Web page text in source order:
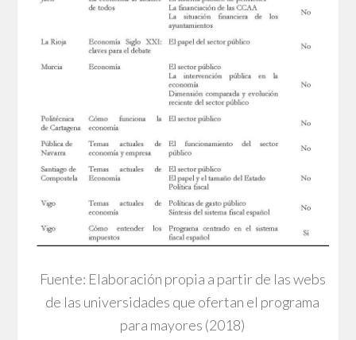
Fuente: Elaboración propia a partir de las webs
de las universidades que ofertan el programa
para mayores (2018)